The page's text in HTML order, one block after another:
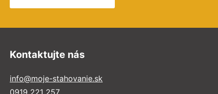
Kontaktujte nás
info@moje-stahovanie.sk